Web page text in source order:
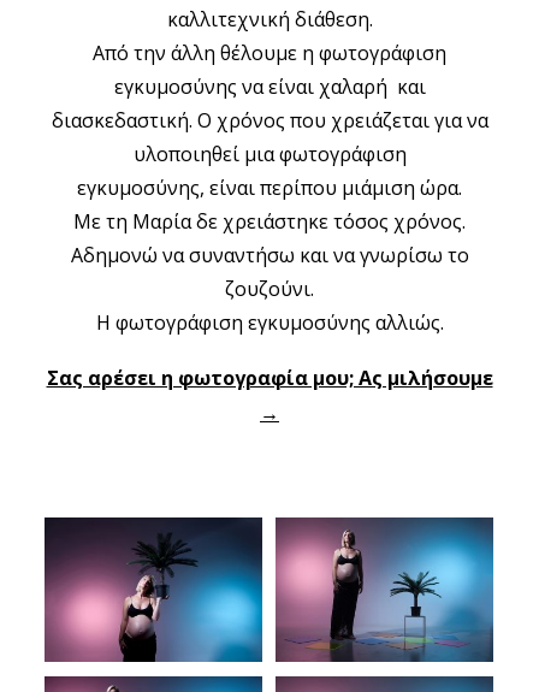
καλλιτεχνική διάθεση.
Από την άλλη θέλουμε η φωτογράφιση
εγκυμοσύνης να είναι χαλαρή και
διασκεδαστική. Ο χρόνος που χρειάζεται για να
υλοποιηθεί μια φωτογράφιση
εγκυμοσύνης, είναι περίπου μιάμιση ώρα.
Με τη Μαρία δε χρειάστηκε τόσος χρόνος.
Αδημονώ να συναντήσω και να γνωρίσω το
ζουζούνι.
Η φωτογράφιση εγκυμοσύνης αλλιώς.
Σας αρέσει η φωτογραφία μου; Ας μιλήσουμε
→